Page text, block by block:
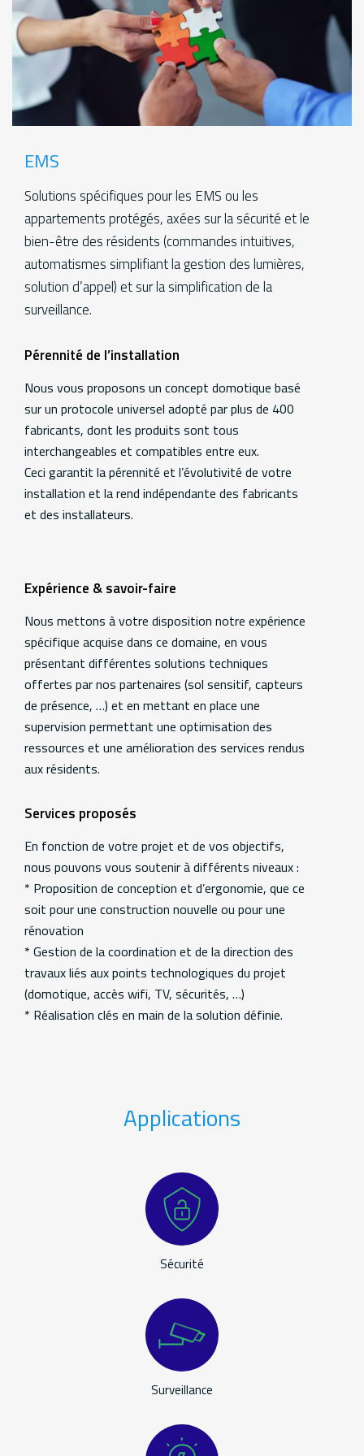
EMS
Solutions spécifiques pour les EMS ou les
appartements protégés, axées sur la sécurité et le
bien-être des résidents (commandes intuitives,
automatismes simplifiant la gestion des lumières,
solution d’appel) et sur la simplification de la
surveillance.
Services
information
Pérennité de l’installation
Nous vous proposons un concept domotique basé
sur un protocole universel adopté par plus de 400
fabricants, dont les produits sont tous
interchangeables et compatibles entre eux.
Ceci garantit la pérennité et l’évolutivité de votre
installation et la rend indépendante des fabricants
et des installateurs.
Expérience & savoir-faire
Nous mettons à votre disposition notre expérience
spécifique acquise dans ce domaine, en vous
présentant différentes solutions techniques
offertes par nos partenaires (sol sensitif, capteurs
de présence, …) et en mettant en place une
supervision permettant une optimisation des
ressources et une amélioration des services rendus
aux résidents.
Services proposés
En fonction de votre projet et de vos objectifs,
nous pouvons vous soutenir à différents niveaux :
* Proposition de conception et d’ergonomie, que ce
soit pour une construction nouvelle ou pour une
rénovation
* Gestion de la coordination et de la direction des
travaux liés aux points technologiques du projet
(domotique, accès wifi, TV, sécurités, …)
* Réalisation clés en main de la solution définie.
Applications
Sécurité
Surveillance